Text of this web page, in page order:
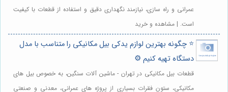
عمرانی و راه سازی، نیازمند نگهداری دقیق و استفاده از قطعات با کیفیت
است. | مشاهده و خرید
⭐️ چگونه بهترین لوازم یدکی بیل مکانیکی را متناسب با مدل
دستگاه تهیه کنیم ⚙️
قطعات بیل مکانیکی در تهران - ماشین آلات سنگین، به خصوص بیل های
مکانیکی، ستون فقرات بسیاری از پروژه های عمرانی، معدنی و صنعتی